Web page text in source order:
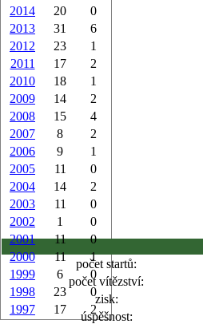
2014
20
0
2013
31
6
2012
23
1
2011
17
2
2010
18
1
2009
14
2
2008
15
4
2007
8
2
2006
9
1
2005
11
0
2004
14
2
2003
11
0
2002
1
0
2001
11
0
2000
11
1
1999
6
0
1998
23
0
1997
17 2
počet startů:
počet vítězství:
zisk:
úspěšnost: